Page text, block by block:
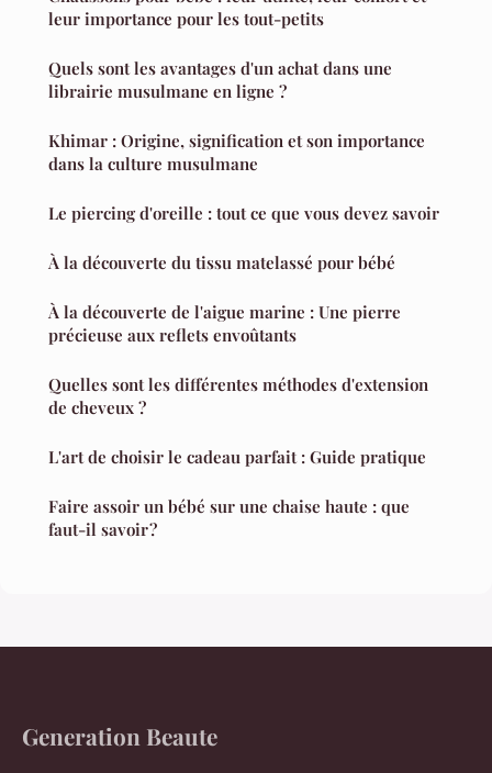
leur importance pour les tout-petits
Quels sont les avantages d'un achat dans une
librairie musulmane en ligne ?
Khimar : Origine, signification et son importance
dans la culture musulmane
Le piercing d'oreille : tout ce que vous devez savoir
À la découverte du tissu matelassé pour bébé
À la découverte de l'aigue marine : Une pierre
précieuse aux reflets envoûtants
Quelles sont les différentes méthodes d'extension
de cheveux ?
L'art de choisir le cadeau parfait : Guide pratique
Faire assoir un bébé sur une chaise haute : que
faut-il savoir ?
Generation Beaute